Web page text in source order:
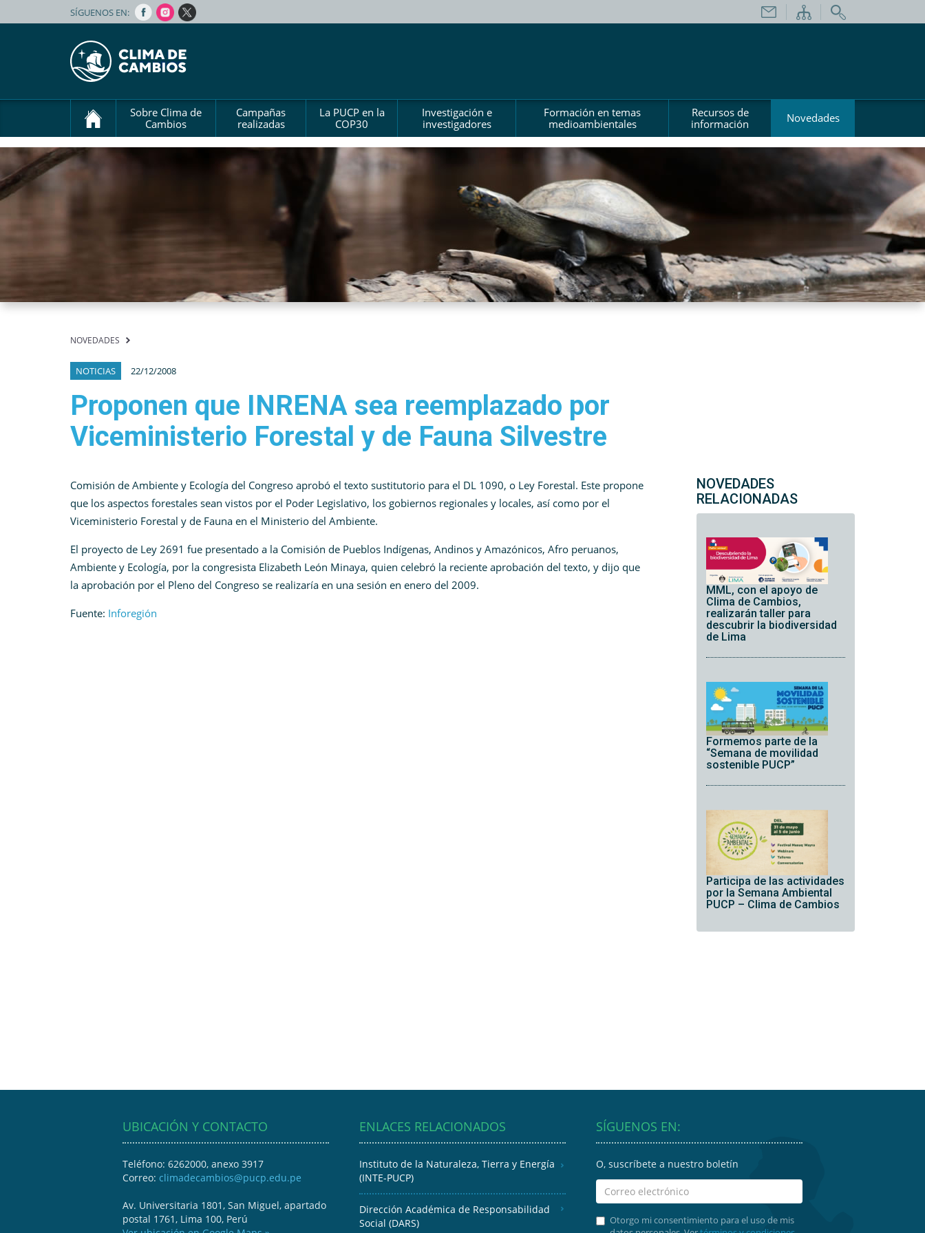
SÍGUENOS EN:
Sobre Clima de
Cambios
Campañas
realizadas
La PUCP en la
COP30
Investigación e
investigadores
Formación en temas
medioambientales
Recursos de
información
Novedades
NOVEDADES
NOTICIAS 22/12/2008
Proponen que INRENA sea reemplazado por
Viceministerio Forestal y de Fauna Silvestre
Comisión de Ambiente y Ecología del Congreso aprobó el texto sustitutorio para el DL 1090, o Ley Forestal. Este propone
que los aspectos forestales sean vistos por el Poder Legislativo, los gobiernos regionales y locales, así como por el
Viceministerio Forestal y de Fauna en el Ministerio del Ambiente.
El proyecto de Ley 2691 fue presentado a la Comisión de Pueblos Indígenas, Andinos y Amazónicos, Afro peruanos,
Ambiente y Ecología, por la congresista Elizabeth León Minaya, quien celebró la reciente aprobación del texto, y dijo que
la aprobación por el Pleno del Congreso se realizaría en una sesión en enero del 2009.
Fuente: Inforegión
NOVEDADES
RELACIONADAS
MML, con el apoyo de
Clima de Cambios,
realizarán taller para
descubrir la biodiversidad
de Lima
Formemos parte de la
“Semana de movilidad
sostenible PUCP”
Participa de las actividades
por la Semana Ambiental
PUCP – Clima de Cambios
UBICACIÓN Y CONTACTO
Teléfono: 6262000, anexo 3917
Correo: climadecambios@pucp.edu.pe
Av. Universitaria 1801, San Miguel, apartado
postal 1761, Lima 100, Perú
ENLACES RELACIONADOS
Instituto de la Naturaleza, Tierra y Energía
(INTE-PUCP)
Dirección Académica de Responsabilidad
Social (DARS)
SÍGUENOS EN:
O, suscríbete a nuestro boletín
Otorgo mi consentimiento para el uso de mis